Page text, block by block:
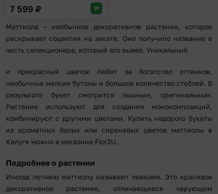
7 599 ₽
Маттиола – необычное декоративное растение, которое
раскрывает соцветия на закате. Оно получило название в
честь селекционера, который его вывел. Уникальный
и прекрасный цветок любят за богатство оттенков,
необычные мелкие бутоны и большое количество стеблей. В
результате букет смотрится пышным, оригинальным.
Растение используют для создания монокомпозиций,
комбинируют с другими цветами. Купить недорого букеты
из ароматных белых или сиреневых цветов маттиолы в
Калуге можно в магазине Flor2U.
Подробнее о растении
Иногда летнюю маттиолу называют левкоем. Это красивое
декоративное растение, отличающееся чарующим